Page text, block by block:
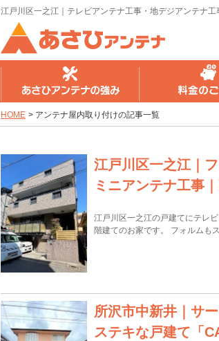
江戸川区一之江｜テレビアンテナ工事・地デジアンテナ
料金のご案内 工事の流れ
HOME > アンテナ屋内取り付けの記事一覧
江戸川区一之江｜
ミニアンテナ工事
江戸川区一之江の戸建てにテレ
階建てのお家です。 フォルムも
所沢市中新井｜サ
ステキな戸建て「